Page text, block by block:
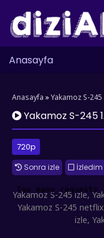
Anasayfa
Anasayfa »Yakamoz S-245
Yakamoz S-245
720p
Sonra izle İzledim
Yakamoz S-245 izle,
Yakamoz S-245
izle,